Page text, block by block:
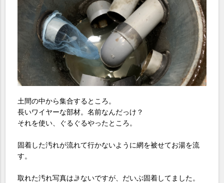
土間の中から集合するところ。
長いワイヤーな部材。名前なんだっけ？
それを使い、ぐるぐるやったところ。
固着した汚れが流れて行かないように網を被せてお湯を流
す。
取れた汚れ写真は🤳ないですが、だいぶ固着してました。